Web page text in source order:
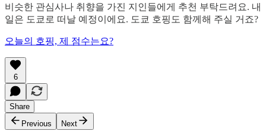
비슷한 관심사나 취향을 가진 지인들에게 추천 부탁드려요. 내
일은 도쿄로 떠날 예정이에요. 도쿄 호핑도 함께해 주실 거죠?
오늘의 호핑, 제 점수는요?
6
Share
Previous
Next